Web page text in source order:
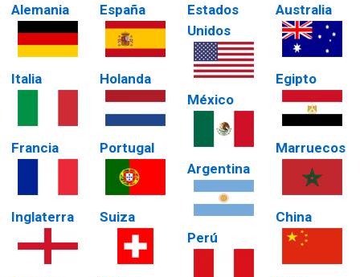
Alemania
Italia
Francia
Inglaterra
España
Holanda
Portugal
Suiza
Estados
Unidos
México
Argentina
Perú
Australia
Egipto
Marruecos
China